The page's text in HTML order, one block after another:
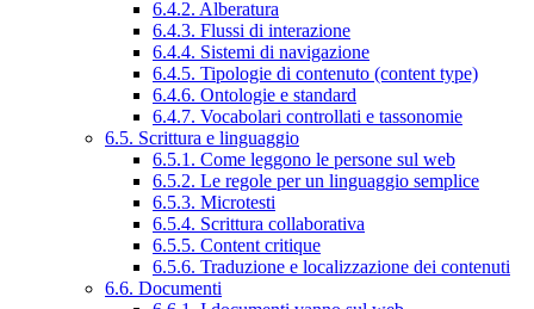
6.4.2. Alberatura
6.4.3. Flussi di interazione
6.4.4. Sistemi di navigazione
6.4.5. Tipologie di contenuto (content type)
6.4.6. Ontologie e standard
6.4.7. Vocabolari controllati e tassonomie
6.5. Scrittura e linguaggio
6.5.1. Come leggono le persone sul web
6.5.2. Le regole per un linguaggio semplice
6.5.3. Microtesti
6.5.4. Scrittura collaborativa
6.5.5. Content critique
6.5.6. Traduzione e localizzazione dei contenuti
6.6. Documenti